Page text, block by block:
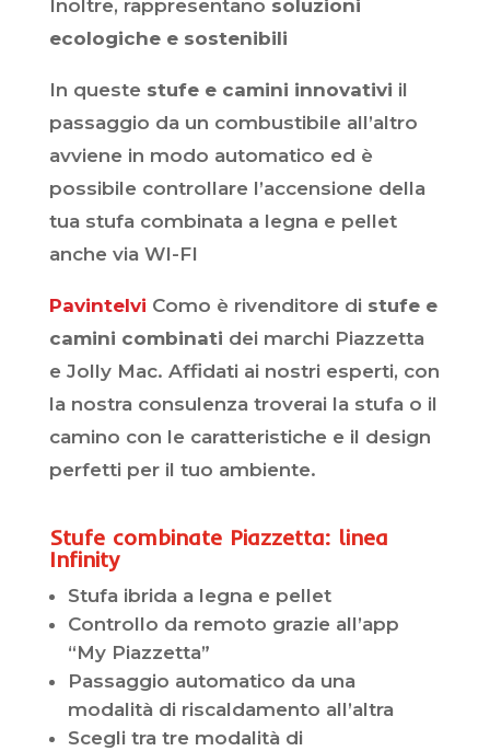
Inoltre, rappresentano soluzioni
ecologiche e sostenibili
In queste stufe e camini innovativi il
passaggio da un combustibile all’altro
avviene in modo automatico ed è
possibile controllare l’accensione della
tua stufa combinata a legna e pellet
anche via WI-FI
Pavintelvi Como è rivenditore di stufe e
camini combinati dei marchi Piazzetta
e Jolly Mac. Affidati ai nostri esperti, con
la nostra consulenza troverai la stufa o il
camino con le caratteristiche e il design
perfetti per il tuo ambiente.
Stufe combinate Piazzetta: linea
Infinity
Stufa ibrida a legna e pellet
Controllo da remoto grazie all’app
“My Piazzetta”
Passaggio automatico da una
modalità di riscaldamento all’altra
Scegli tra tre modalità di